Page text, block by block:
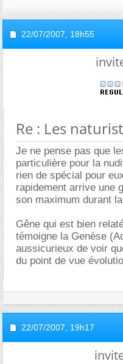
22/07/2007, 18h55
Re : Les
Je ne pense pas que
particulière pour la
rien de spécial pour
rapidement arrive une
son maximum durant
Gêne qui est bien
témoigne la Genèse
aussicurieux de voir
du point de vue
22/07/2007, 19h17